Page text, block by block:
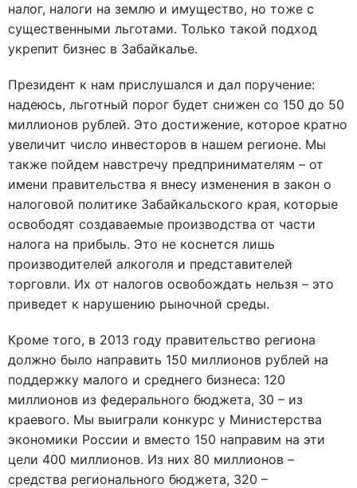
налог, налоги на землю и имущество, но тоже с
существенными льготами. Только такой подход
укрепит бизнес в Забайкалье.
Президент к нам прислушался и дал поручение:
надеюсь, льготный порог будет снижен со 150 до 50
миллионов рублей. Это достижение, которое кратно
увеличит число инвесторов в нашем регионе. Мы
также пойдем навстречу предпринимателям – от
имени правительства я внесу изменения в закон о
налоговой политике Забайкальского края, которые
освободят создаваемые производства от части
налога на прибыль. Это не коснется лишь
производителей алкоголя и представителей
торговли. Их от налогов освобождать нельзя – это
приведет к нарушению рыночной среды.
Кроме того, в 2013 году правительство региона
должно было направить 150 миллионов рублей на
поддержку малого и среднего бизнеса: 120
миллионов из федерального бюджета, 30 – из
краевого. Мы выиграли конкурс у Министерства
экономики России и вместо 150 направим на эти
цели 400 миллионов. Из них 80 миллионов –
средства регионального бюджета, 320 –